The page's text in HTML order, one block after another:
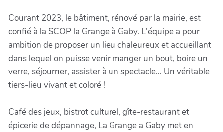
Courant 2023, le bâtiment, rénové par la mairie, est
confié à la SCOP la Grange à Gaby. L'équipe a pour
ambition de proposer un lieu chaleureux et accueillant
dans lequel on puisse venir manger un bout, boire un
verre, séjourner, assister à un spectacle... Un véritable
tiers-lieu vivant et coloré !
Café des jeux, bistrot culturel, gîte-restaurant et
épicerie de dépannage, La Grange a Gaby met en